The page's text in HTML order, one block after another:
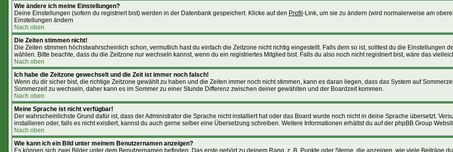
Wie ändere ich meine Einstellungen?
Deine Einstellungen (sofern du registriert bist) werden in der Datenbank gespeichert. Klicke auf den Profil -Link, um sie zu ändern (wird normalerweise am
Einstellungen ändern
Nach oben
Die Zeiten stimmen nicht!
Die Zeiten stimmen höchstwahrscheinlich schon, vermutlich hast du einfach die Zeitzone nicht richtig eingestellt. Falls dem so ist, solltest du die Einstellungen
wählen. Bitte beachte, dass du die Zeitzone nur wechseln kannst, wenn du ein registriertes Mitglied bist. Falls du also noch nicht registriert bist, wäre das
Nach oben
Ich habe die Zeitzone gewechselt und die Zeit ist immer noch falsch!
Wenn du dir sicher bist, die richtige Zeitzone gewählt zu haben und die Zeiten immer noch nicht stimmen, kann es daran liegen, dass das System auf
Sommerzeit zu wechseln, daher kann es im Sommer zu einer Stunde Differenz zwischen deiner gewählten und der Boardzeit kommen.
Nach oben
Meine Sprache ist nicht verfügbar!
Der wahrscheinlichste Grund dafür ist, dass der Administrator die Sprache nicht installiert hat oder das Board wurde noch nicht in deine Sprache übersetzt.
installieren oder, falls es nicht existiert, kannst du auch gerne selber eine Übersetzung schreiben. Weitere Informationen erhältst du auf der phpBB Group
Nach oben
Wie kann ich ein Bild unter meinem Benutzernamen anzeigen?
Es können sich zwei Bilder unter dem Benutzernamen befinden. Das erste gehört zu deinem Rang, z. B. Punkte oder Sterne, die anzeigen, wie viele Beiträge